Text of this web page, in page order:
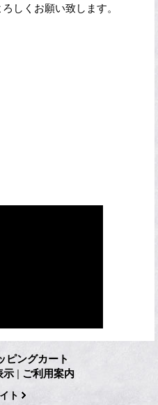
しくお願い致します。
ピングカート
示 | ご利用案内
ト